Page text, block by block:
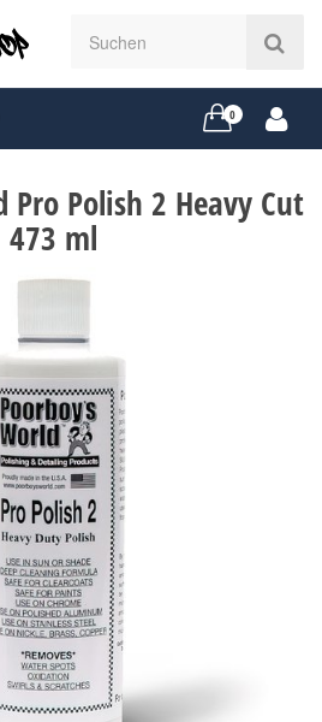
0
Pro Polish 2 Heavy Cut
473 ml